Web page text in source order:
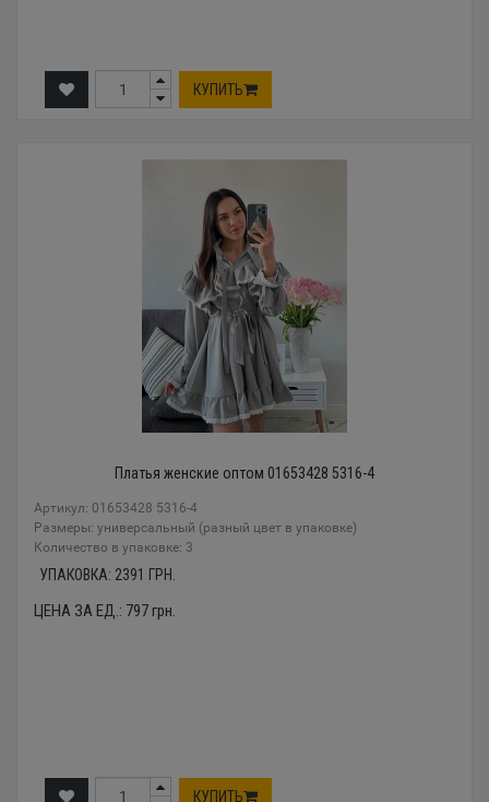
КУПИТЬ
Платья женские оптом 01653428 5316-4
Артикул: 01653428 5316-4
Размеры: универсальный (разный цвет в упаковке)
Количество в упаковке: 3
УПАКОВКА: 2391 ГРН.
ЦЕНА ЗА ЕД.: 797грн.
КУПИТЬ